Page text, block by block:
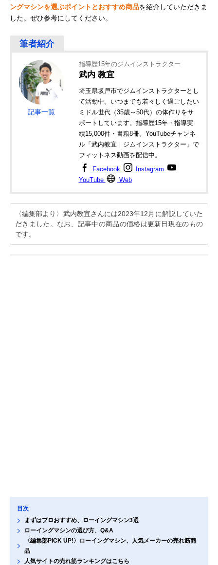
ングマシンを選ぶポイントとおすすめ商品を紹介していただきま
した。ぜひ参考にしてください。
記事一覧
指導歴15年のジムインストラクター
武内 教宜
埼玉県坂戸市でジムインストラクターとし
て活動中。いつまでも若々しく過ごしたい
ミドル世代（35歳～50代）の体作りをサ
ポートしています。指導歴15年・指導実
績15,000件・書籍8冊。YouTubeチャンネ
ル「武内教宜｜ジムインストラクター」で
フィットネス動画を配信中。
Facebook
Instagram
YouTube
Web
〈編集部より〉武内教宜さんには2023年12月に解説していた
だきました。なお、記事中の商品の価格は更新日現在のもの
です。
目次
まずはプロおすすめ、ローイングマシン3選
ローイングマシンの選び方、Q&A
〈編集部PICK UP!〉ローイングマシン、人気メーカーの売れ筋商
品
人気サイトの売れ筋ランキングはこちら